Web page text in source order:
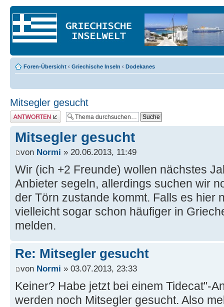
Foren-Übersicht ‹ Griechische Inseln ‹ Dodekanes
Mitsegler gesucht
Antwort erstellen
Mitsegler gesucht
von Normi » 20.06.2013, 11:49
Wir (ich +2 Freunde) wollen nächstes
Anbieter segeln, allerdings suchen wir
der Törn zustande kommt. Falls es hier
vielleicht sogar schon häufiger in
melden.
Re: Mitsegler gesucht
von Normi » 03.07.2013, 23:33
Keiner? Habe jetzt bei einem Tidecat"-
werden noch Mitsegler gesucht. Also